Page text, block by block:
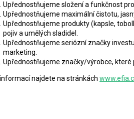
Upřednostňujeme složení a funkčnost
Upřednostňujeme maximální čistotu,
Upřednostňujeme produkty (kapsle,
pojiv a umělých sladidel.
Upřednostňujeme seriózní značky
marketing.
Upřednostňujeme značky/výrobce, které
najdete na stránkách